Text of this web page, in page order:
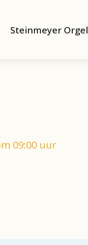
Steinmeyer Orgel
09:00 uur